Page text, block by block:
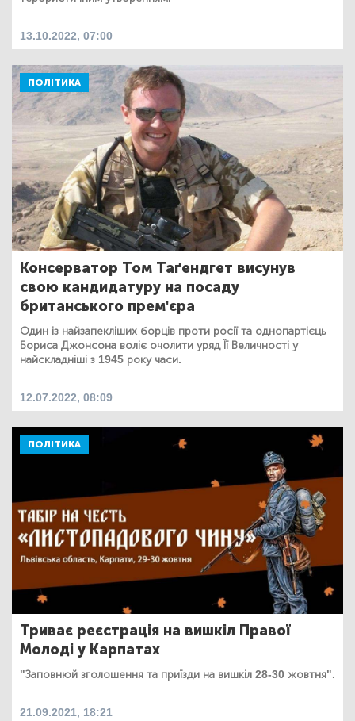
13.10.2022, 07:00
ПОЛІТИКА
Консерватор Том Таґендгет висунув
свою кандидатуру на посаду
британського прем'єра
Один із найзапекліших борців проти росії та однопартієць
Бориса Джонсона воліє очолити уряд Її Величності у
найскладніші з 1945 року часи.
12.07.2022, 08:09
ПОЛІТИКА
Триває реєстрація на вишкіл Правої
Молоді у Карпатах
"Заповнюй зголошення та приїзди на вишкіл 28-30 жовтня".
21.09.2021, 18:21